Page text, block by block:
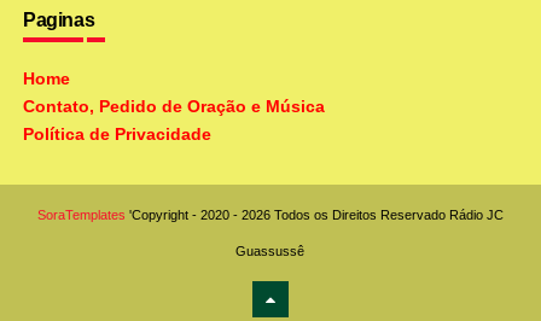
Paginas
Home
Contato, Pedido de Oração e Música
Política de Privacidade
SoraTemplates 'Copyright - 2020 - 2026 Todos os Direitos Reservado Rádio JC
Guassussê